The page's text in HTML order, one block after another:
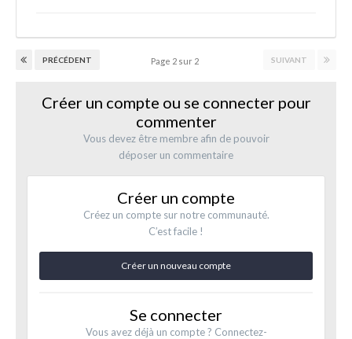
PRÉCÉDENT SUIVANT
Page 2 sur 2
Créer un compte ou se connecter pour
commenter
Vous devez être membre afin de pouvoir
déposer un commentaire
Créer un compte
Créez un compte sur notre communauté.
C’est facile !
Créer un nouveau compte
Se connecter
Vous avez déjà un compte ? Connectez-